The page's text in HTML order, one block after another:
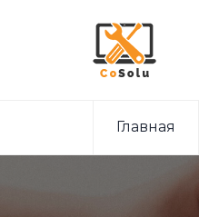
Главная